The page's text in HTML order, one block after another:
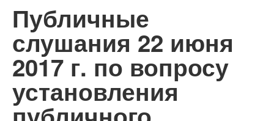
Публичные
слушания 22 июня
2017 г. по вопросу
установления